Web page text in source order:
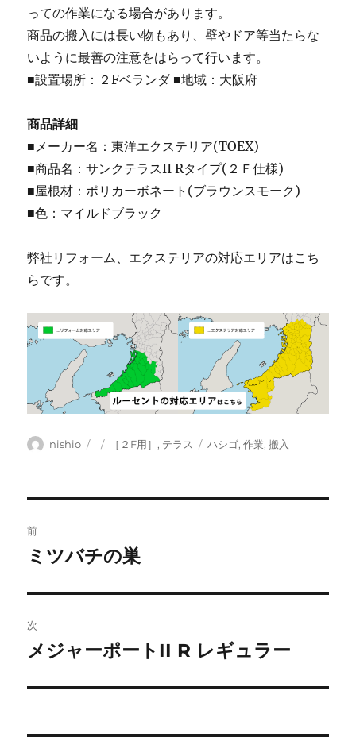
っての作業になる場合があります。
商品の搬入には長い物もあり、壁やドア等当たらな
いように最善の注意をはらって行います。
■設置場所：２Fベランダ ■地域：大阪府
商品詳細
■メーカー名：東洋エクステリア(TOEX)
■商品名：サンクテラスII Rタイプ(２Ｆ仕様)
■屋根材：ポリカーボネート(ブラウンスモーク)
■色：マイルドブラック
弊社リフォーム、エクステリアの対応エリアはこち
らです。
投
nishio
投
カ［２F用］ , テラス
タ
ハシゴ,作業,搬入
稿
ビ
ゲ
ー
前
前
投
稿:
ミツバチの巣
次
次
投
メジャーポートII R レギュラー